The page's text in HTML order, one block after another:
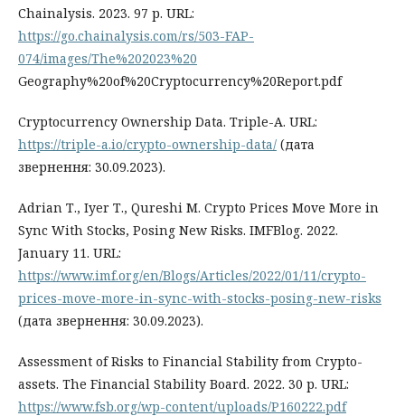
Chainalysis. 2023. 97 р. URL:
https://go.chainalysis.com/rs/503-FAP-
074/images/The%202023%20
Geography%20of%20Cryptocurrency%20Report.pdf
Cryptocurrency Ownership Data. Тriple-А. URL:
https://triple-a.io/crypto-ownership-data/ (дата
звернення: 30.09.2023).
Adrian Т., Iyer Т., Qureshi М. Crypto Prices Move More in
Sync With Stocks, Posing New Risks. IMFBlog. 2022.
January 11. URL:
https://www.imf.org/en/Blogs/Articles/2022/01/11/crypto-
prices-move-more-in-sync-with-stocks-posing-new-risks
(дата звернення: 30.09.2023).
Assessment of Risks to Financial Stability from Crypto-
assets. The Financial Stability Board. 2022. 30 р. URL:
https://www.fsb.org/wp-content/uploads/P160222.pdf